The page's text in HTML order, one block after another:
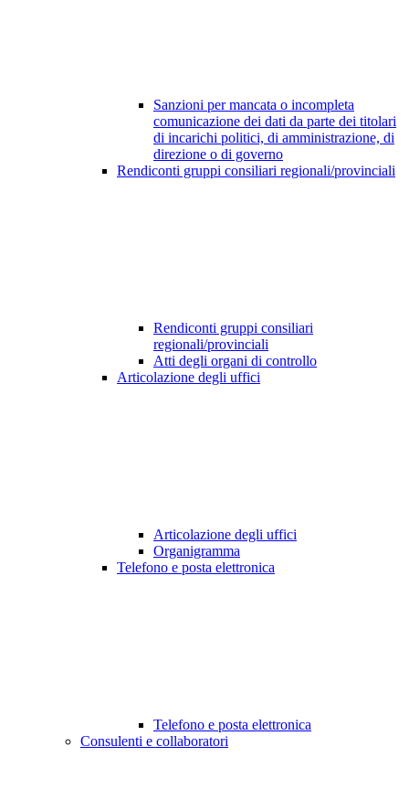
Sanzioni per mancata o incompleta
comunicazione dei dati da parte dei titolari
di incarichi politici, di amministrazione, di
direzione o di governo
Rendiconti gruppi consiliari regionali/provinciali
Rendiconti gruppi consiliari
regionali/provinciali
Atti degli organi di controllo
Articolazione degli uffici
Articolazione degli uffici
Organigramma
Telefono e posta elettronica
Telefono e posta elettronica
Consulenti e collaboratori